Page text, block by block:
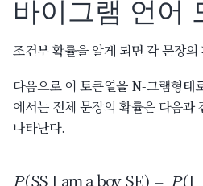
바이그램 언어
조건부 확률을 알게 되면 각 문장
다음으로 이 토큰열을 N-그램형태
에서는 전체 문장의 확률은 다음과
나타난다.
SS I am a boy SE ) | a